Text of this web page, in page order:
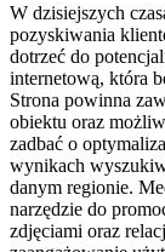
W dzisiejszych
pozyskiwania
dotrzeć do
internetową, która
Strona powinna
obiektu oraz
zadbać o
wynikach
danym regionie.
narzędzie do
zdjęciami oraz